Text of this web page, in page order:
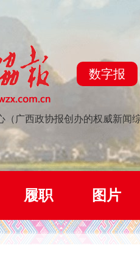
数字报
（广西政协报创办的权威新闻
履职 图片